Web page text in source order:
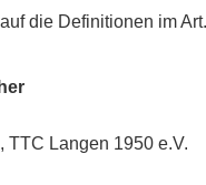
die Definitionen im
TTC Langen 1950 e.V.